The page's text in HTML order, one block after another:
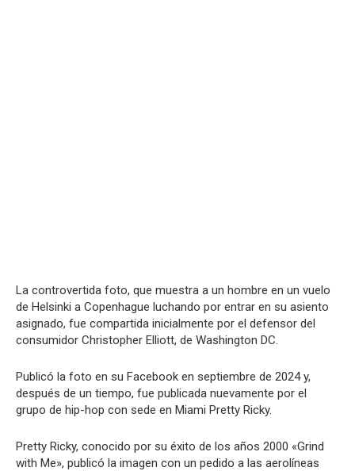
La controvertida foto, que muestra a un hombre en un vuelo
de Helsinki a Copenhague luchando por entrar en su asiento
asignado, fue compartida inicialmente por el defensor del
consumidor Christopher Elliott, de Washington DC.
Publicó la foto en su Facebook en septiembre de 2024 y,
después de un tiempo, fue publicada nuevamente por el
grupo de hip-hop con sede en Miami Pretty Ricky.
Pretty Ricky, conocido por su éxito de los años 2000 «Grind
with Me», publicó la imagen con un pedido a las aerolíneas